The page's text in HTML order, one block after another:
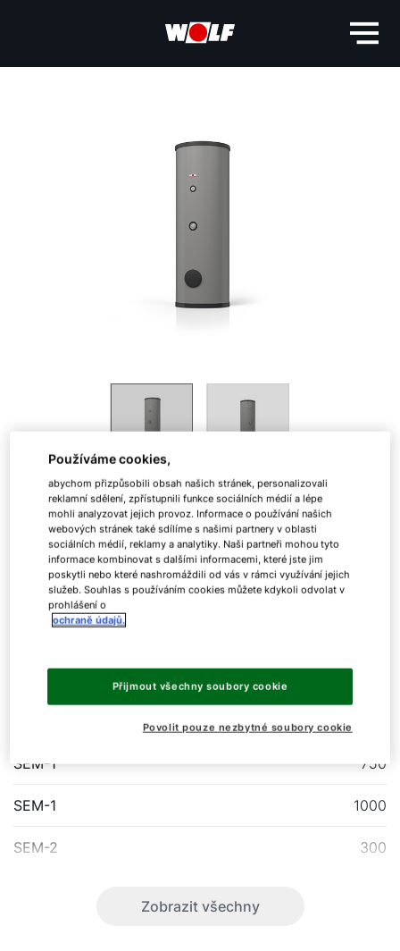
Zásobník SEM-1/2
Zásobník TUV
smaltováním a 2 spirálovými výměníky
SEM-1 750
SEM-1 1000
SEM-2 300
Zobrazit všechny
Používáme cookies,
abychom přizpůsobili obsah našich stránek, personalizovali
reklamní sdělení, zpřístupnili funkce sociálních médií a lépe
mohli analyzovat jejich provoz. Informace o používání našich
webových stránek také sdílíme s našimi partnery v oblasti
sociálních médií, reklamy a analytiky. Naši partneři mohou tyto
informace kombinovat s dalšími informacemi, které jste jim
poskytli nebo které nashromáždili od vás v rámci využívání jejich
služeb. Souhlas s používáním cookies můžete kdykoli odvolat v
prohlášení o
ochraně údajů.
Povolit pouze nezbytné soubory cookie
Přijmout všechny soubory cookie